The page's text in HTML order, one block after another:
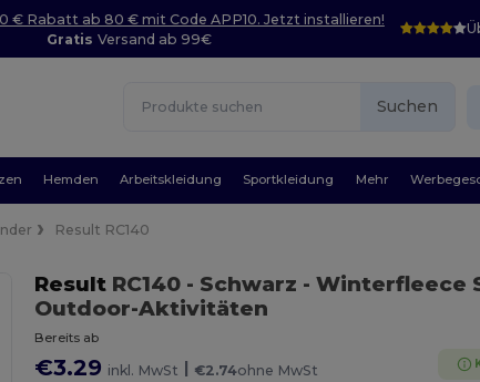
€ Rabatt ab 80 € mit Code APP10. Jetzt installieren!
Gratis Versand ab 99€
Suchen
Hemden Arbeitskleidung Sportkleidung Mehr
Result RC140
ResultRC140 - Schwarz - Winterfleece
Outdoor-Aktivitäten
Bereits ab
€3.29 inkl. MwSt | €2.74ohne MwSt